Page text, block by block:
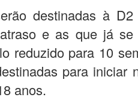
destinadas à
e as que já
reduzido para 10
para iniciar
anos.